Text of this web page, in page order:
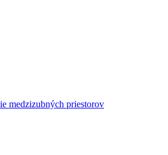
medzizubných priestorov